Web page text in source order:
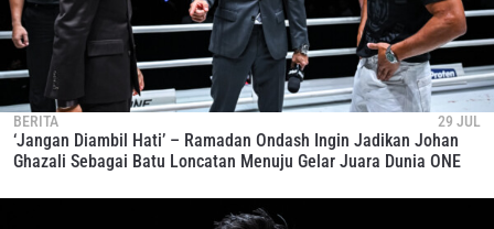
BERITA 29 JUL
‘Jangan Diambil Hati’ – Ramadan Ondash Ingin Jadikan Johan
Ghazali Sebagai Batu Loncatan Menuju Gelar Juara Dunia ONE